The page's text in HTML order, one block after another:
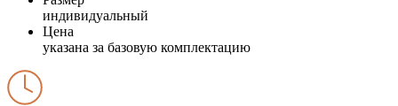
индивидуальный
Цена
указана за базовую комплектацию